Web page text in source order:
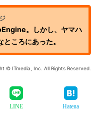
。しかし、ヤマハ
ころにあった。
© ITmedia, Inc. All Rights Reserved.
LINE Hatena